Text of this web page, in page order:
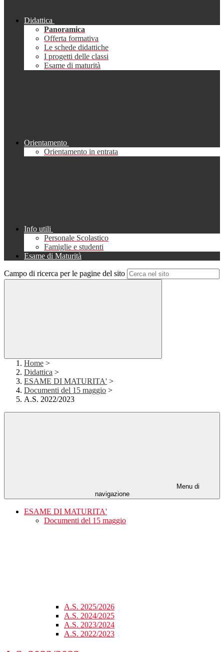
Didattica
Panoramica
Offerta formativa
Le schede didattiche
I progetti delle classi
Esame di maturità
Orientamento
Orientamento in entrata
Info utili
Personale Scolastico
Famiglie e studenti
Esame di Maturità
Campo di ricerca per le pagine del sito
Home >
Didattica >
ESAME DI MATURITA' >
Documenti del 15 maggio >
A.S. 2022/2023
Menu di
navigazione
ESAME DI MATURITA'
Documenti del 15 maggio
A.S. 2025/2026
A.S. 2024/2025
A.S. 2023/2024
A.S. 2022/2023